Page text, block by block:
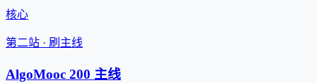
核心
第二站 · 刷主线
AlgoMooc 200 主线